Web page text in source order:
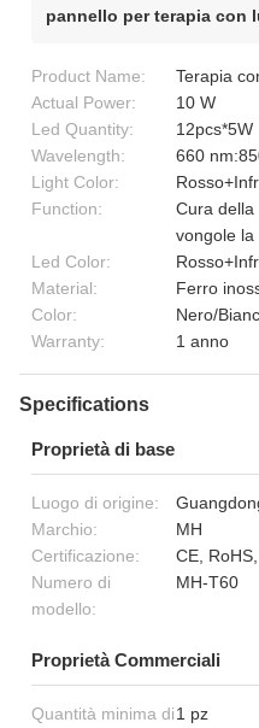
pannello per terapia con
Product Name:
Terapia
Actual Power:
10 W
Led Quantity:
12pcs*5W
Wavelength:
660
Light Color:
Function:
Cura della
vongole la
Led Color:
Material:
Ferro
Color:
Nero/
Warranty:
1 anno
Specifications
Proprietà di base
Luogo di origine:
Marchio:
MH
Certificazione:
CE,
Numero di
modello:
MH-T60
Proprietà Commerciali
Quantità minima di1 pz